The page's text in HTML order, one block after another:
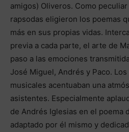
amigos) Oliveros. Como
rapsodas eligieron los poemas
más en sus propias vidas.
previa a cada parte, el arte de
paso a las emociones
José Miguel, Andrés y Paco.
musicales acentuaban una
asistentes. Especialmente
de Andrés Iglesias en el poema
adaptado por él mismo y